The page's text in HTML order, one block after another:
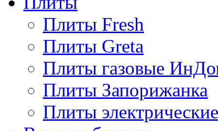
Плиты Fresh
Плиты Greta
Плиты газовые
Плиты Запорижанка
Плиты